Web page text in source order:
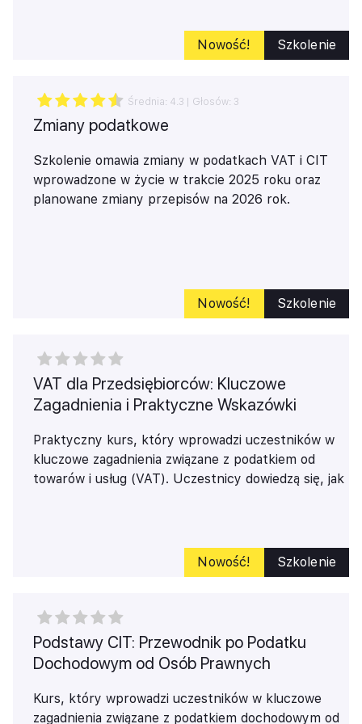
wymierne korzyści zarówno dla pracowników, jak i
Nowość! Szkolenie
Średnia: 4.3 | Głosów: 3
Zmiany podatkowe
Szkolenie omawia zmiany w podatkach VAT i CIT
wprowadzone w życie w trakcie 2025 roku oraz
planowane zmiany przepisów na 2026 rok.
Nowość! Szkolenie
VAT dla Przedsiębiorców: Kluczowe
Zagadnienia i Praktyczne Wskazówki
Praktyczny kurs, który wprowadzi uczestników w
kluczowe zagadnienia związane z podatkiem od
towarów i usług (VAT). Uczestnicy dowiedzą się, jak
kasowej, zakres czynności opodatkowanych,
terminy powstawania obowiązku podatkowego,
dokumentację VAT oraz szczególne sposoby
rozliczania, takie jak odwrotne obciążenie i split
payment. Dodatkowo, omówione zostaną transakcje
międzynarodowe, kary za nieprawidłowości oraz
najczęstsze błędy popełniane w zakresie VAT.
Szkolenie jest idealne dla przedsiębiorców,
Nowość! Szkolenie
Podstawy CIT: Przewodnik po Podatku
Dochodowym od Osób Prawnych
Kurs, który wprowadzi uczestników w kluczowe
zagadnienia związane z podatkiem dochodowym od